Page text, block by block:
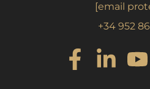
[email
+34 952